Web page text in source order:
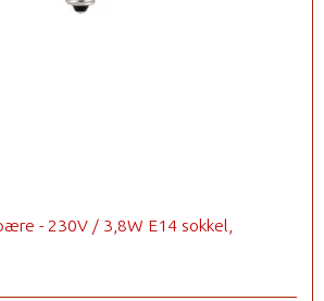
- 230V / 3,8W E14 sokkel,